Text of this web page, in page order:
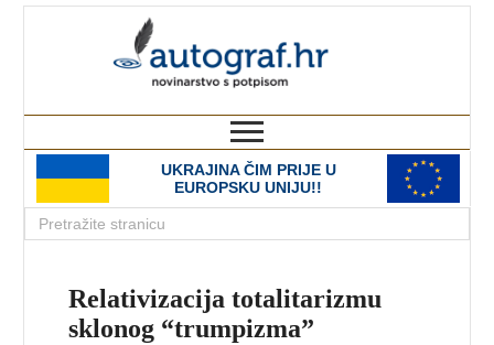
UKRAJINA ČIM PRIJE U
EUROPSKU UNIJU!!
Relativizacija totalitarizmu
sklonog “trumpizma”